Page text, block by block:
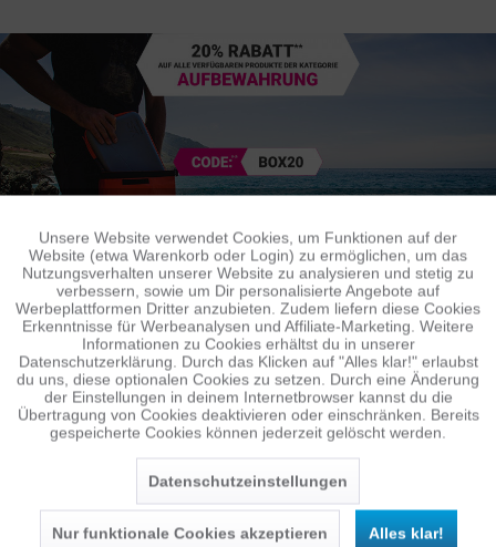
** Code “BOX20” im Warenkorb eingeben.
Gutscheincode nicht kombinierbar.Gültig bis zum
31.01.2023.
Funktionale Aktiv
Tracking Inaktiv
Personalisierung Inaktiv
Service Inaktiv
Unsere Website verwendet Cookies, um Funktionen auf der
Website (etwa Warenkorb oder Login) zu ermöglichen, um das
Nutzungsverhalten unserer Website zu analysieren und stetig zu
verbessern, sowie um Dir personalisierte Angebote auf
Werbeplattformen Dritter anzubieten. Zudem liefern diese Cookies
Erkenntnisse für Werbeanalysen und Affiliate-Marketing. Weitere
Informationen zu Cookies erhältst du in unserer
Datenschutzerklärung. Durch das Klicken auf "Alles klar!" erlaubst
du uns, diese optionalen Cookies zu setzen. Durch eine Änderung
der Einstellungen in deinem Internetbrowser kannst du die
Übertragung von Cookies deaktivieren oder einschränken. Bereits
gespeicherte Cookies können jederzeit gelöscht werden.
Datenschutzeinstellungen
Nur funktionale Cookies akzeptieren Alles klar!